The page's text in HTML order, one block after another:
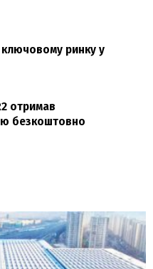
ринку у
отримав
безкоштовно